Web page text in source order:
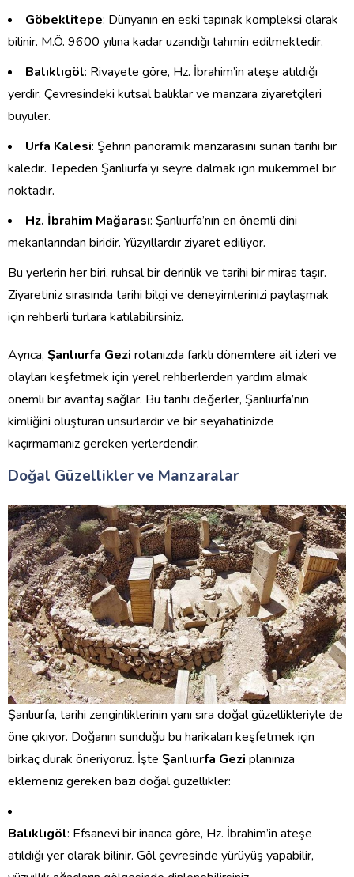
Göbeklitepe: Dünyanın en eski tapınak kompleksi olarak
bilinir. M.Ö. 9600 yılına kadar uzandığı tahmin edilmektedir.
Balıklıgöl: Rivayete göre, Hz. İbrahim’in ateşe atıldığı
yerdir. Çevresindeki kutsal balıklar ve manzara ziyaretçileri
büyüler.
Urfa Kalesi: Şehrin panoramik manzarasını sunan tarihi bir
kaledir. Tepeden Şanlıurfa’yı seyre dalmak için mükemmel bir
noktadır.
Hz. İbrahim Mağarası: Şanlıurfa’nın en önemli dini
mekanlarından biridir. Yüzyıllardır ziyaret ediliyor.
Bu yerlerin her biri, ruhsal bir derinlik ve tarihi bir miras taşır.
Ziyaretiniz sırasında tarihi bilgi ve deneyimlerinizi paylaşmak
için rehberli turlara katılabilirsiniz.
Ayrıca, Şanlıurfa Gezi rotanızda farklı dönemlere ait izleri ve
olayları keşfetmek için yerel rehberlerden yardım almak
önemli bir avantaj sağlar. Bu tarihi değerler, Şanlıurfa’nın
kimliğini oluşturan unsurlardır ve bir seyahatinizde
kaçırmamanız gereken yerlerdendir.
Doğal Güzellikler ve Manzaralar
Şanlıurfa, tarihi zenginliklerinin yanı sıra doğal güzellikleriyle de
öne çıkıyor. Doğanın sunduğu bu harikaları keşfetmek için
birkaç durak öneriyoruz. İşte Şanlıurfa Gezi planınıza
eklemeniz gereken bazı doğal güzellikler:
Balıklıgöl: Efsanevi bir inanca göre, Hz. İbrahim’in ateşe
atıldığı yer olarak bilinir. Göl çevresinde yürüyüş yapabilir,